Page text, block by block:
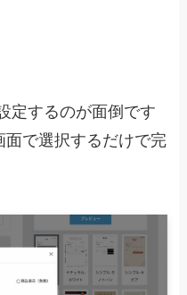
定するのが面倒です
で選択するだけで完